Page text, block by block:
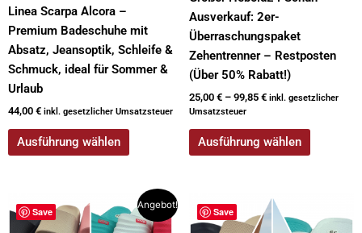
Linea Scarpa Alcora –
Premium Badeschuhe mit
Absatz, Jeansoptik, Schleife &
Schmuck, ideal für Sommer &
Urlaub
44,00 € inkl. gesetzlicher Umsatzsteuer
Ausführung wählen
Ausverkauf: 2er-
Überraschungspaket
Zehentrenner – Restposten
(Über 50% Rabatt!)
25,00 € – 99,85 € inkl. gesetzlicher
Umsatzsteuer
Ausführung wählen
Save
Angebot!
Dieses
Produkt
Save